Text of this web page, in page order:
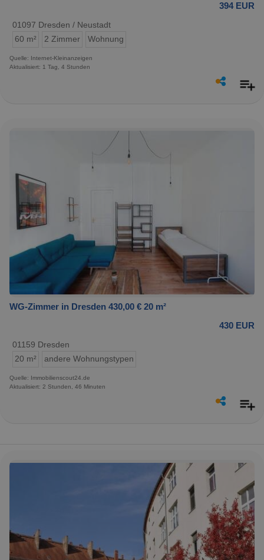
394 EUR
01097 Dresden / Neustadt
60 m²
2 Zimmer Wohnung
Quelle: Internet-Kleinanzeigen
Aktualisiert: 1 Tag, 4 Stunden
WG-Zimmer in Dresden 430,00 € 20 m²
430 EUR
01159 Dresden
20 m²
andere Wohnungstypen
Quelle: Immobilienscout24.de
Aktualisiert: 2 Stunden, 46 Minuten